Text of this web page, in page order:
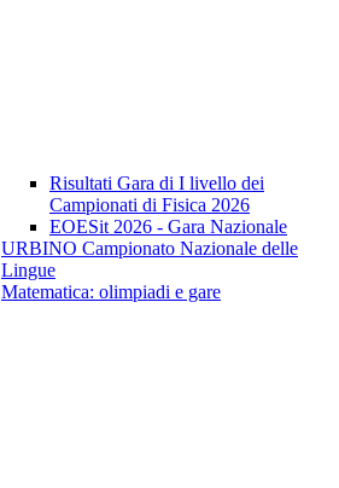
Risultati Gara di I livello dei
Campionati di Fisica 2026
EOESit 2026 - Gara Nazionale
URBINO Campionato Nazionale delle
Lingue
Matematica: olimpiadi e gare